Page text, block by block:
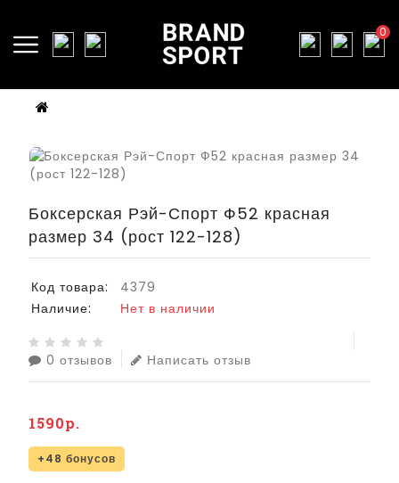
0
Боксерская Рэй-Спорт Ф52 красная
размер 34 (рост 122-128)
Код товара:
4379
Наличие:
Нет в наличии
0 отзывов Написать отзыв
1590р.
+48 бонусов